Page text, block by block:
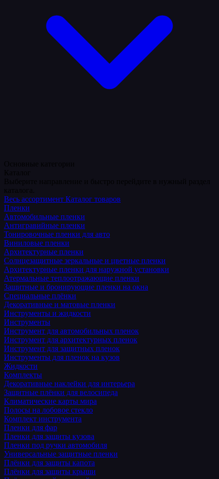
Весь ассортимент Каталог товаров
Пленки
Автомобильные пленки
Антигравийные пленки
Тонировочные пленки для авто
Виниловые пленки
Архитектурные пленки
Солнцезащитные зеркальные и цветные пленки
Архитектурные пленки для наружной установки
Атермальные теплоотражающие пленки
Защитные и бронирующие пленки на окна
Специальные плёнки
Декоративные и матовые пленки
Инструменты и жидкости
Инструменты
Инструмент для автомобильных пленок
Инструмент для архитектурных пленок
Инструмент для защитных пленок
Инструменты для пленок на кузов
Жидкости
Комплекты
Декоративные наклейки для интерьера
Защитные плёнки для велосипеда
Климатические карты мира
Полосы на лобовое стекло
Комплект инструмента
Пленки для фар
Пленки для защиты кузова
Пленки под ручки автомобиля
Универсальные защитные пленки
Плёнки для защиты капота
Плёнки для защиты крыши